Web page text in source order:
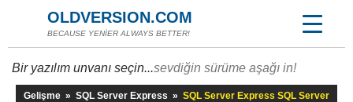
OLDVERSION.COM
BECAUSE YENİER ALWAYS BETTER!
Bir yazılım unvanı seçin...sevdiğin sürüme aşağı in!
Gelişme » SQL Server Express » SQL Server Express SQL Server